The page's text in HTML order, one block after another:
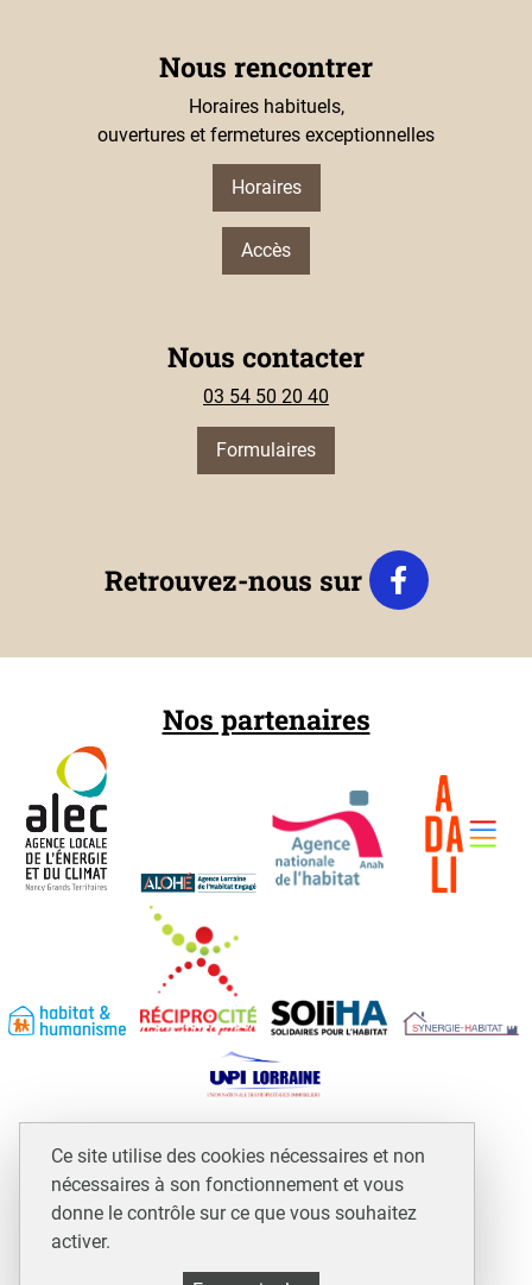
Ce site utilise des cookies nécessaires et non
nécessaires à son fonctionnement et vous
donne le contrôle sur ce que vous souhaitez
activer.
Nous rencontrer
Horaires habituels,
ouvertures et fermetures exceptionnelles
Horaires
Accès
Nous contacter
03 54 50 20 40
Formulaires
Retrouvez-nous sur
Nos partenaires
Espace professionnels et assimilés
Mentions légales
Plan du site
Politique de gestion des cookies et traceurs